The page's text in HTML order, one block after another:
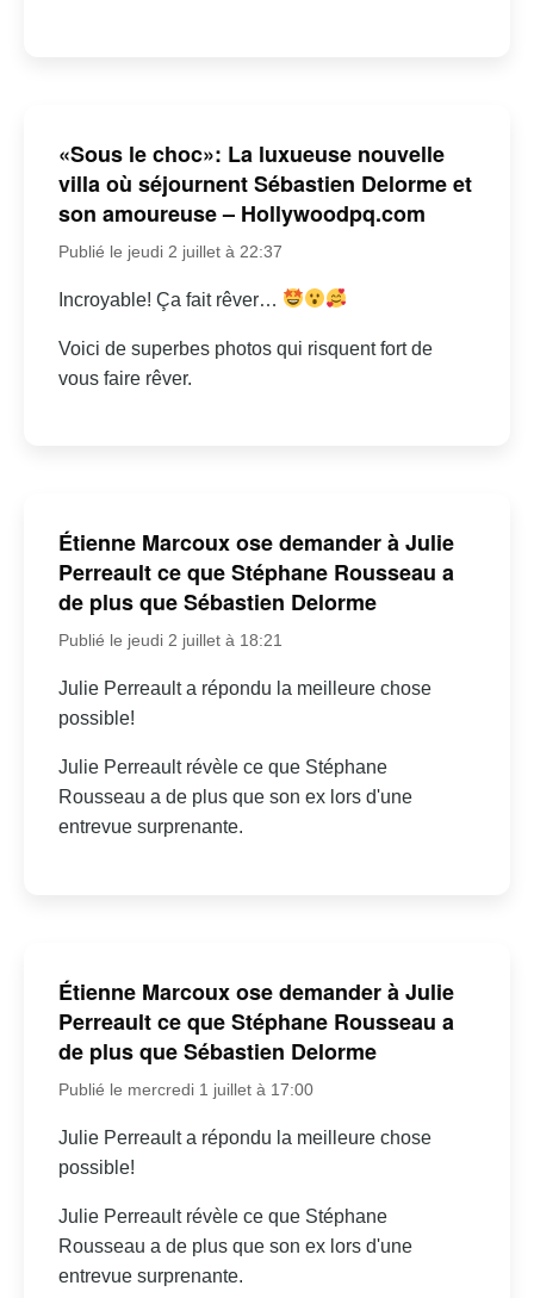
«Sous le choc»: La luxueuse nouvelle
villa où séjournent Sébastien Delorme et
son amoureuse – Hollywoodpq.com
Publié le jeudi 2 juillet à 22:37
Incroyable! Ça fait rêver…
Voici de superbes photos qui risquent fort de
vous faire rêver.
Étienne Marcoux ose demander à Julie
Perreault ce que Stéphane Rousseau a
de plus que Sébastien Delorme
Publié le jeudi 2 juillet à 18:21
Julie Perreault a répondu la meilleure chose
possible!
Julie Perreault révèle ce que Stéphane
Rousseau a de plus que son ex lors d'une
entrevue surprenante.
Étienne Marcoux ose demander à Julie
Perreault ce que Stéphane Rousseau a
de plus que Sébastien Delorme
Publié le mercredi 1 juillet à 17:00
Julie Perreault a répondu la meilleure chose
possible!
Julie Perreault révèle ce que Stéphane
Rousseau a de plus que son ex lors d'une
entrevue surprenante.